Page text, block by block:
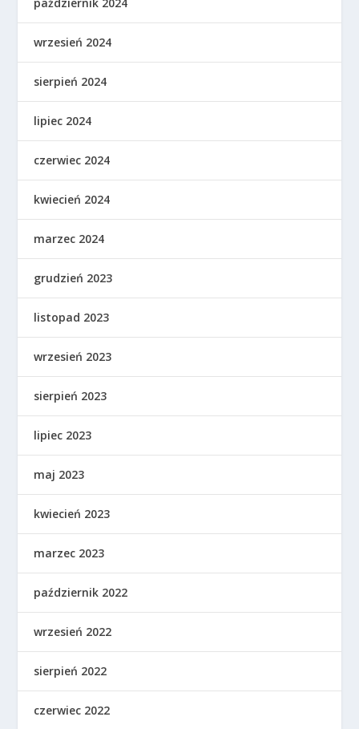
wrzesień 2024
sierpień 2024
lipiec 2024
czerwiec 2024
kwiecień 2024
marzec 2024
grudzień 2023
listopad 2023
wrzesień 2023
sierpień 2023
lipiec 2023
maj 2023
kwiecień 2023
marzec 2023
październik 2022
wrzesień 2022
sierpień 2022
czerwiec 2022